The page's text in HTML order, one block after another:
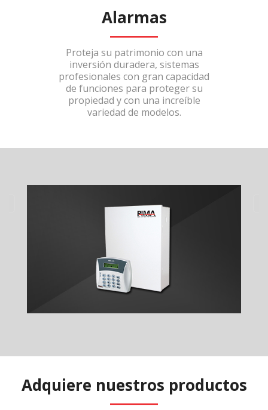
Alarmas
Proteja su patrimonio con una
inversión duradera, sistemas
profesionales con gran capacidad
de funciones para proteger su
propiedad y con una increíble
variedad de modelos.
Adquiere nuestros productos